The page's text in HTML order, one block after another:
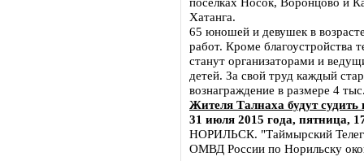
Хатанга.
65 юношей и девушек в
работ. Кроме благоустройства
станут организаторами и
детей. За свой труд каждый
вознаграждение в размере 4
Жителя Талнаха будут
31 июля 2015 года, пятница,
НОРИЛЬСК. "Таймырский
ОМВД России по Норильску